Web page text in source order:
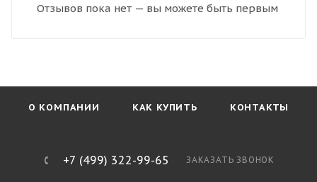
Отзывов пока нет — вы можете быть первым
О КОМПАНИИ КАК КУПИТЬ КОНТАКТЫ
+7 (499) 322-99-65 ЗАКАЗАТЬ ЗВОНОК